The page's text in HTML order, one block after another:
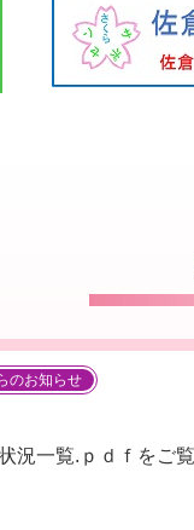
のお知らせ
一覧.ｐｄｆをご覧